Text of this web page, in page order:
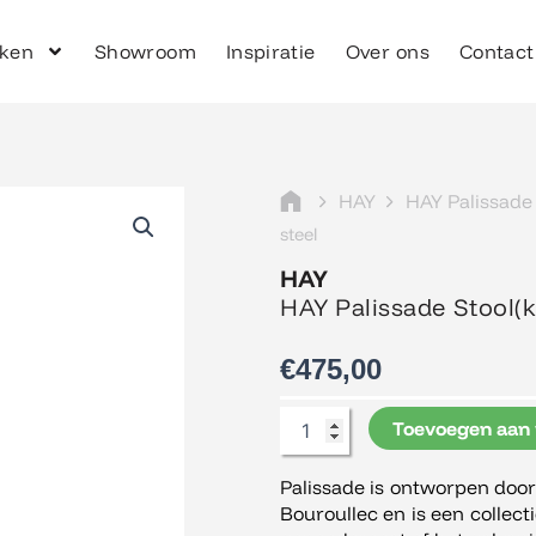
Showroom Inspiratie Over ons Contact
HAY HAY Palissade
steel
HAY
HAY Palissade
€475,00
Palissade
Stool(kruk),
hot
galvanised
Toevoegen
Palissade is ontworpen
Bouroullec en is een